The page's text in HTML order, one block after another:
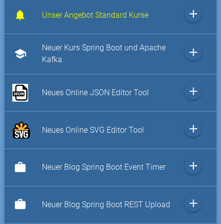
Unser Angebot Standard Kurse add
school
Neuer Kurs Spring Boot und Apache
Kafka
add
Neues Online JSON Editor Tool add
Neues Online SVG Editor Tool add
work Neuer Blog Spring Boot Event Timer add
work Neuer Blog Spring Boot REST Upload add